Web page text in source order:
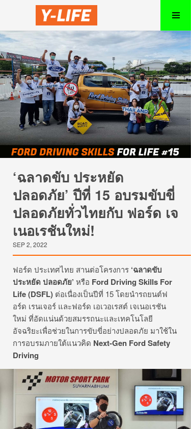
‘ฉลาดขับ ประหยัด
ปลอดภัย’ ปีที่ 15 อบรมขับขี่
ปลอดภัยทั่วไทยกับ ฟอร์ด เจ
เนอเรชันใหม่!
SEP 2, 2022
ฟอร์ด ประเทศไทย สานต่อโครงการ ‘ฉลาดขับ
ประหยัดปลอดภัย’ หรือ Ford Driving Skills For
Life (DSFL) ต่อเนื่องเป็นปีที่ 15โดยนำรถยนต์ฟ
อร์ด เรนเจอร์ และฟอร์ด เอเวอเรสต์ เจเนอเรชัน
ใหม่ ที่อัดแน่นด้วยสมรรถนะและเทคโนโลยี
อัจฉริยะเพื่อช่วยในการขับขี่อย่างปลอดภัย มาใช้ใน
การอบรมภายใต้แนวคิด Next-Gen Ford Safety
Driving